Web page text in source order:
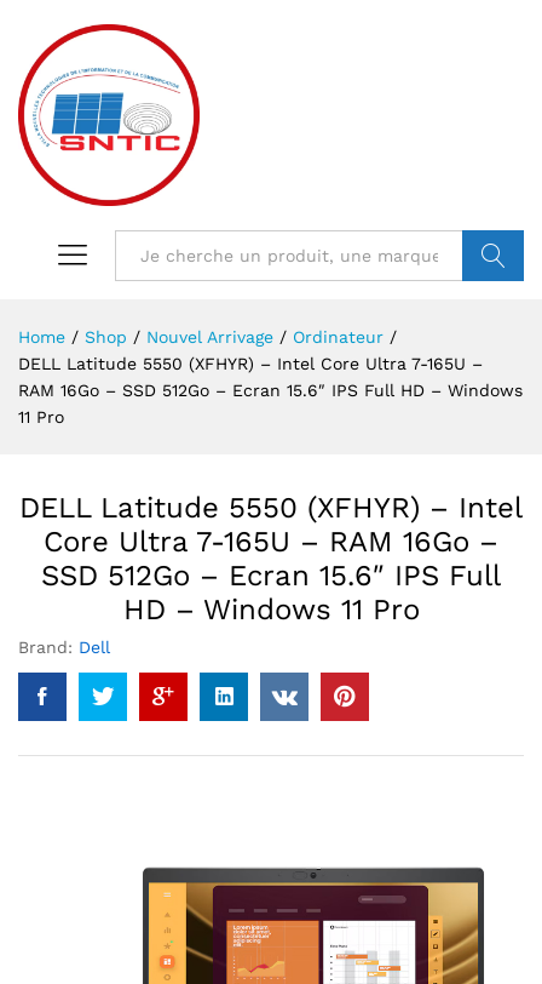
Home / Shop / Nouvel Arrivage / Ordinateur /
DELL Latitude 5550 (XFHYR) – Intel Core Ultra 7-165U –
RAM 16Go – SSD 512Go – Ecran 15.6″ IPS Full HD – Windows
11 Pro
DELL Latitude 5550 (XFHYR) – Intel
Core Ultra 7-165U – RAM 16Go –
SSD 512Go – Ecran 15.6″ IPS Full
HD – Windows 11 Pro
Brand: Dell